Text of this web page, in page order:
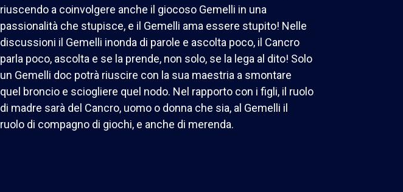
riuscendo a coinvolgere anche il giocoso Gemelli in una
passionalità che stupisce, e il Gemelli ama essere stupito! Nelle
discussioni il Gemelli inonda di parole e ascolta poco, il Cancro
parla poco, ascolta e se la prende, non solo, se la lega al dito! Solo
un Gemelli doc potrà riuscire con la sua maestria a smontare
quel broncio e sciogliere quel nodo. Nel rapporto con i figli, il ruolo
di madre sarà del Cancro, uomo o donna che sia, al Gemelli il
ruolo di compagno di giochi, e anche di merenda.